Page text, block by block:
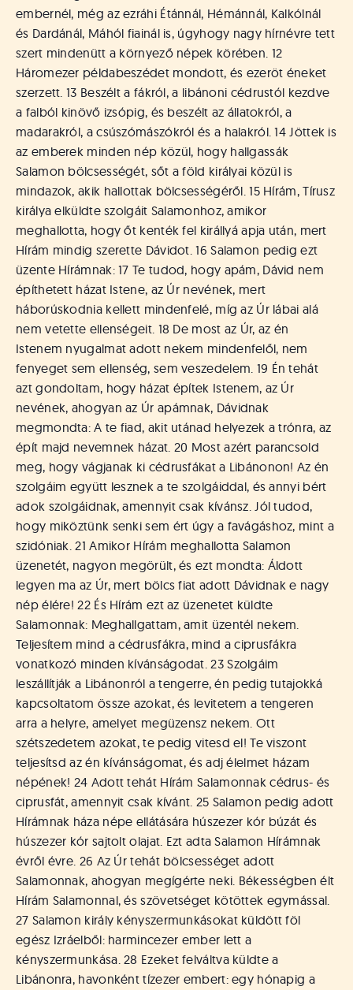
embernél, még az ezráhi Étánnál, Hémánnál, Kalkólnál
és Dardánál, Máhól fiainál is, úgyhogy nagy hírnévre tett
szert mindenütt a környező népek körében. 12
Háromezer példabeszédet mondott, és ezeröt éneket
szerzett. 13 Beszélt a fákról, a libánoni cédrustól kezdve
a falból kinövő izsópig, és beszélt az állatokról, a
madarakról, a csúszómászókról és a halakról. 14 Jöttek is
az emberek minden nép közül, hogy hallgassák
Salamon bölcsességét, sőt a föld királyai közül is
mindazok, akik hallottak bölcsességéről. 15 Hírám, Tírusz
királya elküldte szolgáit Salamonhoz, amikor
meghallotta, hogy őt kenték fel királlyá apja után, mert
Hírám mindig szerette Dávidot. 16 Salamon pedig ezt
üzente Hírámnak: 17 Te tudod, hogy apám, Dávid nem
építhetett házat Istene, az Úr nevének, mert
háborúskodnia kellett mindenfelé, míg az Úr lábai alá
nem vetette ellenségeit. 18 De most az Úr, az én
Istenem nyugalmat adott nekem mindenfelől, nem
fenyeget sem ellenség, sem veszedelem. 19 Én tehát
azt gondoltam, hogy házat építek Istenem, az Úr
nevének, ahogyan az Úr apámnak, Dávidnak
megmondta: A te fiad, akit utánad helyezek a trónra, az
épít majd nevemnek házat. 20 Most azért parancsold
meg, hogy vágjanak ki cédrusfákat a Libánonon! Az én
szolgáim együtt lesznek a te szolgáiddal, és annyi bért
adok szolgáidnak, amennyit csak kívánsz. Jól tudod,
hogy miköztünk senki sem ért úgy a favágáshoz, mint a
szidóniak. 21 Amikor Hírám meghallotta Salamon
üzenetét, nagyon megörült, és ezt mondta: Áldott
legyen ma az Úr, mert bölcs fiat adott Dávidnak e nagy
nép élére! 22 És Hírám ezt az üzenetet küldte
Salamonnak: Meghallgattam, amit üzentél nekem.
Teljesítem mind a cédrusfákra, mind a ciprusfákra
vonatkozó minden kívánságodat. 23 Szolgáim
leszállítják a Libánonról a tengerre, én pedig tutajokká
kapcsoltatom össze azokat, és levitetem a tengeren
arra a helyre, amelyet megüzensz nekem. Ott
szétszedetem azokat, te pedig vitesd el! Te viszont
teljesítsd az én kívánságomat, és adj élelmet házam
népének! 24 Adott tehát Hírám Salamonnak cédrus- és
ciprusfát, amennyit csak kívánt. 25 Salamon pedig adott
Hírámnak háza népe ellátására húszezer kór búzát és
húszezer kór sajtolt olajat. Ezt adta Salamon Hírámnak
évről évre. 26 Az Úr tehát bölcsességet adott
Salamonnak, ahogyan megígérte neki. Békességben élt
Hírám Salamonnal, és szövetséget kötöttek egymással.
27 Salamon király kényszermunkásokat küldött föl
egész Izráelből: harmincezer ember lett a
kényszermunkása. 28 Ezeket felváltva küldte a
Libánonra, havonként tízezer embert: egy hónapig a